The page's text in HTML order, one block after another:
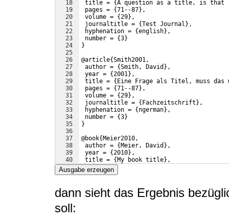
18
19
20
21
22
23
24
25
26
27
28
29
30
31
32
33
34
35
36
37
38
39
40
41
title = {A question as a title, is that
pages = {71--87} ,
volume = {29} ,
journaltitle = {Test Journal } ,
hyphenation = {english} ,
number = {3}
}
@article{Smith2001,
author = {Smith, David } ,
year = {2001} ,
title = { Eine Frage als Titel, muss
pages = {71--87} ,
volume = {29} ,
journaltitle = { Fachzeitschrift } ,
hyphenation = { ngerman} ,
number = {3}
}
@book{ Meier2010,
author = { Meier, David } ,
year = {2010} ,
title = { My book title} ,
publisher =
Ausgabe erzeugen
dann sieht das Ergebnis
soll: